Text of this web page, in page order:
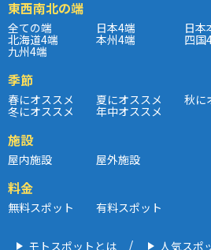
東西南北の端
全ての端 日本4端 日本
北海道4端 本州4端 四国
九州4端
季節
春にオススメ 夏にオススメ 秋に
冬にオススメ 年中オススメ
施設
屋内施設 屋外施設
料金
無料スポット 有料スポット
モトスポットとは 人気スポ